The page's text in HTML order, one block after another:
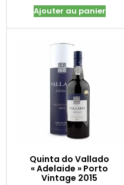
Ajouter au panier
Quinta do Vallado
« Adelaide » Porto
Vintage 2015